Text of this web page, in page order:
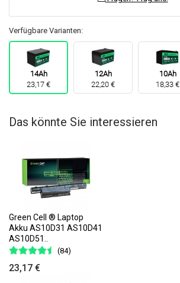
Verfügbare Varianten:
14Ah
23,17 €
12Ah
22,20 €
10Ah
18,33 €
Das könnte Sie interessieren
Green Cell ® Laptop
Akku AS10D31 AS10D41
AS10D51..
(84)
23,17 €